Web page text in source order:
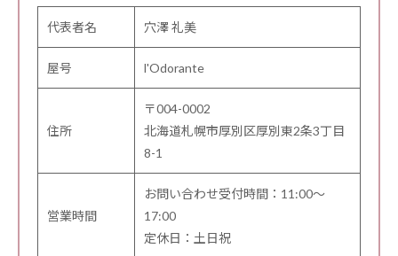
代表者名 穴澤 礼美
屋号 l'Odorante
住所
〒004-0002
北海道札幌市厚別区厚別東2条3丁目
8-1
営業時間
お問い合わせ受付時間：11:00～
17:00
定休日：土日祝